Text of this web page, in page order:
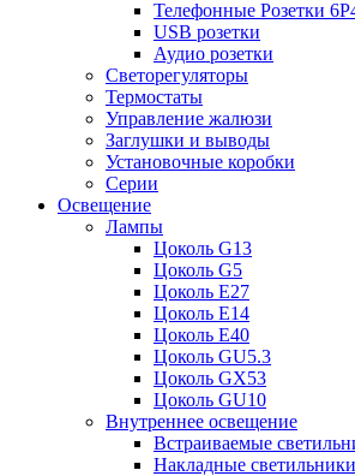
Телефонные Розетки
USB розетки
Аудио розетки
Светорегуляторы
Термостаты
Управление жалюзи
Заглушки и выводы
Установочные коробки
Серии
Освещение
Лампы
Цоколь G13
Цоколь G5
Цоколь E27
Цоколь E14
Цоколь E40
Цоколь GU5.3
Цоколь GX53
Цоколь GU10
Внутреннее освещение
Встраиваемые
Накладные светильники